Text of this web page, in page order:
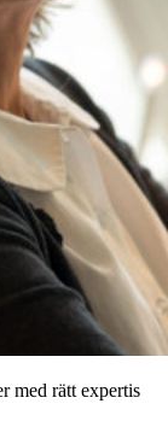
med rätt expertis